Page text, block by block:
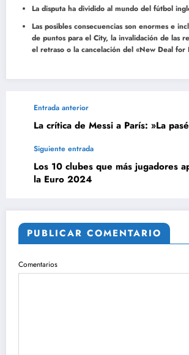
La disputa ha dividido al mundo del fútbol
Las posibles consecuencias son enormes e
de puntos para el City, la invalidación de las
el retraso o la cancelación del «New Deal for
Entrada anterior
La crítica de Messi a París: »La
Siguiente entrada
Los 10 clubes que más jugadores
la Euro 2024
PUBLICAR COMENTARIO
Comentarios